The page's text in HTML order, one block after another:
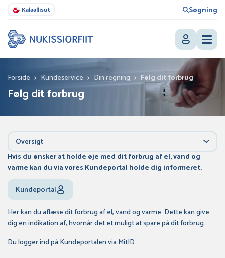
Kalaallisut Søgning
Forside > Kundeservice > Din regning > Følg dit forbrug
Følg dit forbrug
Oversigt
Hvis du ønsker at holde øje med dit forbrug af el, vand og
varme kan du via vores Kundeportal holde dig informeret.
Kundeportal
Her kan du aflæse dit forbrug af el, vand og varme. Dette kan give
dig en indikation af, hvornår det et muligt at spare på dit forbrug.
Du logger ind på Kundeportalen via MitID.